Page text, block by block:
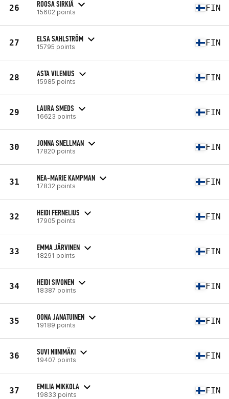
26 ROOSA SIRKIÄ
15602 points FIN
27 ELSA SAHLSTRÖM
15795 points FIN
28 ASTA VILENIUS
15985 points FIN
29 LAURA SMEDS
16623 points FIN
30 JONNA SNELLMAN
17820 points FIN
31 NEA-MARIE KAMPMAN
17832 points FIN
32 HEIDI FERNELIUS
17905 points FIN
33 EMMA JÄRVINEN
18291 points FIN
34 HEIDI SIVONEN
18387 points FIN
35 OONA JANATUINEN
19189 points FIN
36 SUVI NIINIMÄKI
19407 points FIN
37 EMILIA MIKKOLA
19833 points FIN